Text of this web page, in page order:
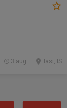
Iasi, IS
3 aug.